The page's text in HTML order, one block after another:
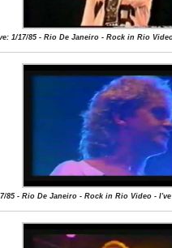
1/17/85 - Rio De Janeiro - Rock in Rio
85 - Rio De Janeiro - Rock in Rio Video -